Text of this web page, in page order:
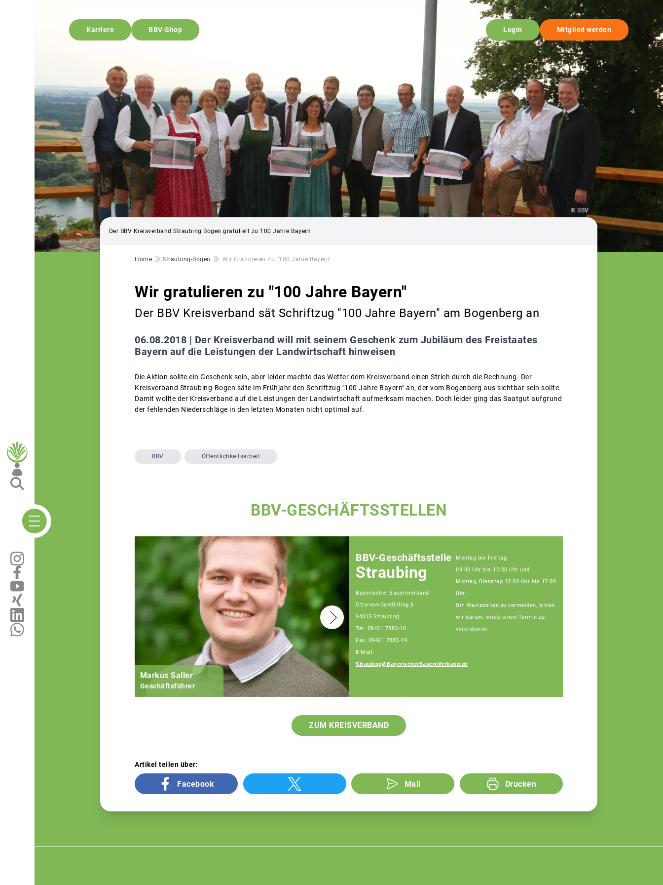
Karriere BBV-Shop Login Mitglied werden
© BBV
Der BBV Kreisverband Straubing Bogen gratuliert zu 100 Jahre Bayern
Pfadnavigation
Home Straubing-Bogen Wir Gratulieren Zu "100 Jahre Bayern"
Wir gratulieren zu "100 Jahre Bayern"
Der BBV Kreisverband sät Schriftzug "100 Jahre Bayern" am Bogenberg an
06.08.2018 | Der Kreisverband will mit seinem Geschenk zum Jubiläum des Freistaates
Bayern auf die Leistungen der Landwirtschaft hinweisen
Die Aktion sollte ein Geschenk sein, aber leider machte das Wetter dem Kreisverband einen Strich durch die Rechnung. Der
Kreisverband Straubing-Bogen säte im Frühjahr den Schriftzug "100 Jahre Bayern" an, der vom Bogenberg aus sichtbar sein sollte.
Damit wollte der Kreisverband auf die Leistungen der Landwirtschaft aufmerksam machen. Doch leider ging das Saatgut aufgrund
der fehlenden Niederschläge in den letzten Monaten nicht optimal auf.
BBV Öffentlichkeitsarbeit
BBV-GESCHÄFTSSTELLEN
Markus Saller
Geschäftsführer
BBV-Geschäftsstelle
Straubing
Bayerischer Bauernverband
Otto-von-Dandl-Ring 6
94315 Straubing
Tel: 09421 7883-10
Fax: 09421 7883-19
E-Mail:
Straubing@BayerischerBauernVerband.de
Montag bis Freitag
08:00 Uhr bis 12:00 Uhr und
Montag, Dienstag 13:00 Uhr bis 17:00
Uhr
Um Wartezeiten zu vermeiden, bitten
wir darum, vorab einen Termin zu
vereinbaren
ZUM KREISVERBAND
Artikel teilen über:
Facebook Mail Drucken